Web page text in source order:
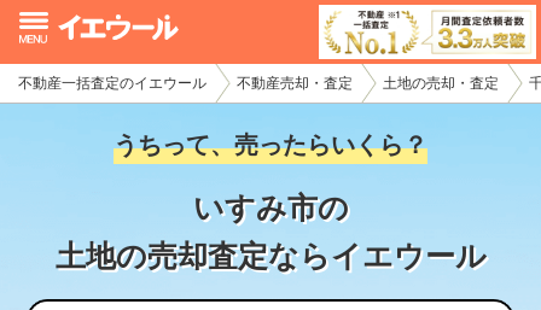
不動産一括査定のイエウール 不動産売却・査定 土地の売却・査定
うちって、売ったらいくら？
いすみ市の
土地の売却査定ならイエウール
イエウール加盟希望の不動産会社様
初めての方へ
不動産の売却・一括査定